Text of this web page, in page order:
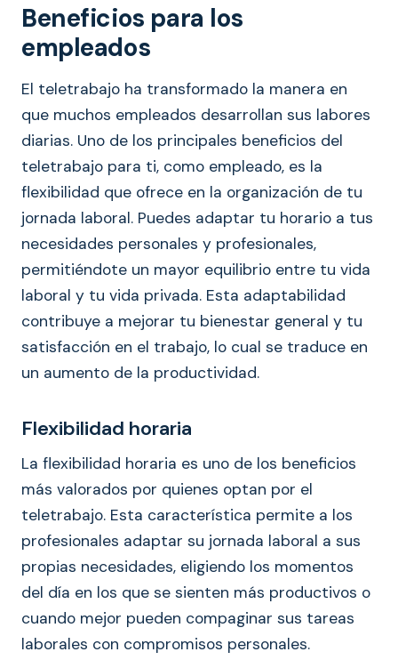
Beneficios para los
empleados
El teletrabajo ha transformado la manera en
que muchos empleados desarrollan sus labores
diarias. Uno de los principales beneficios del
teletrabajo para ti, como empleado, es la
flexibilidad que ofrece en la organización de tu
jornada laboral. Puedes adaptar tu horario a tus
necesidades personales y profesionales,
permitiéndote un mayor equilibrio entre tu vida
laboral y tu vida privada. Esta adaptabilidad
contribuye a mejorar tu bienestar general y tu
satisfacción en el trabajo, lo cual se traduce en
un aumento de la productividad.
Flexibilidad horaria
La flexibilidad horaria es uno de los beneficios
más valorados por quienes optan por el
teletrabajo. Esta característica permite a los
profesionales adaptar su jornada laboral a sus
propias necesidades, eligiendo los momentos
del día en los que se sienten más productivos o
cuando mejor pueden compaginar sus tareas
laborales con compromisos personales.